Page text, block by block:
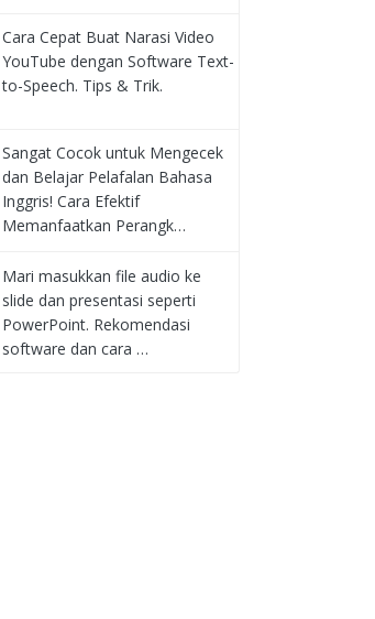
Cara Cepat Buat Narasi Video
YouTube dengan Software Text-
to-Speech. Tips & Trik.
Sangat Cocok untuk Mengecek
dan Belajar Pelafalan Bahasa
Inggris! Cara Efektif
Memanfaatkan Perangk…
Mari masukkan file audio ke
slide dan presentasi seperti
PowerPoint. Rekomendasi
software dan cara …